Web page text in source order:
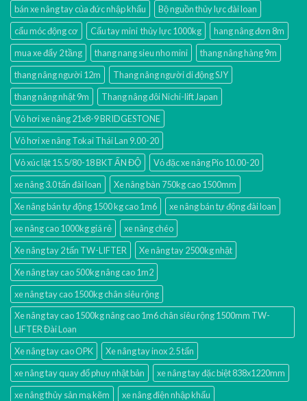
bán xe nâng tay của đức nhập khẩu
Bộ nguồn thủy lực đài loan
cẩu móc động cơ
Cẩu tay mini thủy lực 1000kg
hang nâng đơn 8m
mua xe đẩy 2 tầng
thang nang sieu nho mini
thang nâng hàng 9m
thang nâng người 12m
Thang nâng người di động SJY
thang nâng nhật 9m
Thang nâng đôi Nichi-lift Japan
Vỏ hơi xe nâng 21x8-9 BRIDGESTONE
Vỏ hơi xe nâng Tokai Thái Lan 9.00-20
Vỏ xúc lật 15.5/80-18 BKT ẤN ĐỘ
Vỏ đặc xe nâng Pio 10.00-20
xe nâng 3.0 tấn đài loan
Xe nâng bàn 750kg cao 1500mm
Xe nâng bán tự động 1500 kg cao 1m6
xe nâng bán tự động đài loan
xe nâng cao 1000kg giá rẻ
xe nâng chéo
Xe nâng tay 2 tấn TW-LIFTER
Xe nâng tay 2500kg nhật
Xe nâng tay cao 500kg nâng cao 1m2
xe nâng tay cao 1500kg chân siêu rộng
Xe nâng tay cao 1500kg nâng cao 1m6 chân siêu rộng 1500mm TW-
LIFTER Đài Loan
Xe nâng tay cao OPK
Xe nâng tay inox 2.5 tấn
xe nâng tay quay đổ phuy nhật bản
xe nâng tay đặc biệt 838x1220mm
xe nâng thủy sản mạ kẽm
xe nâng điện nhập khấu